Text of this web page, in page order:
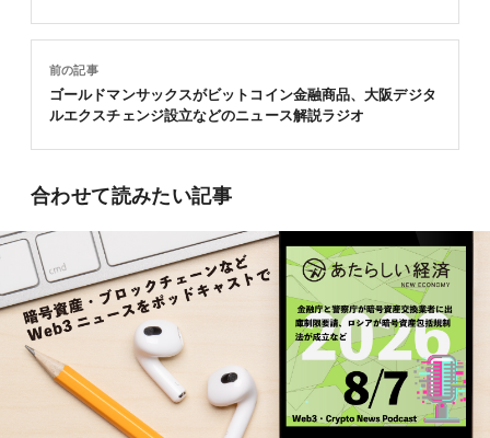
前の記事
ゴールドマンサックスがビットコイン金融商品、大阪デジタ
ルエクスチェンジ設立などのニュース解説ラジオ
合わせて読みたい記事